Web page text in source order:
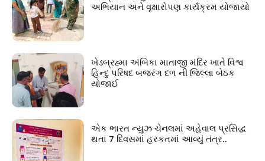
અભિયાન અને વૃક્ષારોપણ કાર્યક્રમ યોજાયો
ખેડબ્રહ્મા અંબિકા માતાજી મંદિર ખાતે વિશ્વ
હિન્દુ પરિષદ બજરંગ દળ ની જિલ્લા બેઠક
યોજાઈ
એક ભારત ન્યુઝ ચેનલમાં અહેવાલ પ્રસિદ્ધ
થતા 7 દિવસમાં હરકતમાં આવ્યું તંત્ર..